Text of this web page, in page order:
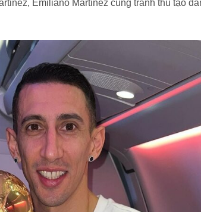
Emiliano Martinez cũng tranh thủ tạo